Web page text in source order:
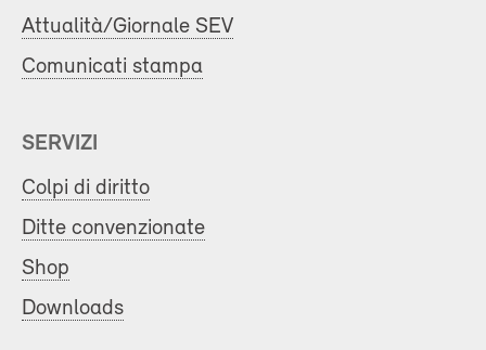
Attualità/Giornale SEV
Comunicati stampa
SERVIZI
Colpi di diritto
Ditte convenzionate
Shop
Downloads